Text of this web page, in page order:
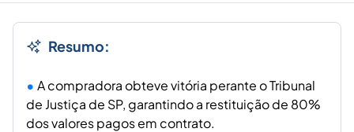
Resumo:
A compradora obteve vitória perante o Tribunal
de Justiça de SP, garantindo a restituição de 80%
dos valores pagos em contrato.